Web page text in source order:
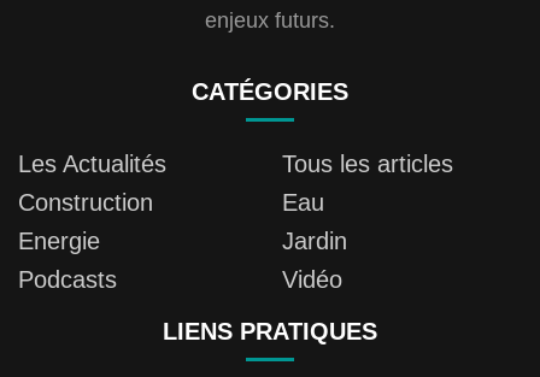
enjeux futurs.
CATÉGORIES
Les Actualités
Tous les articles
Construction
Eau
Energie
Jardin
Podcasts
Vidéo
LIENS PRATIQUES